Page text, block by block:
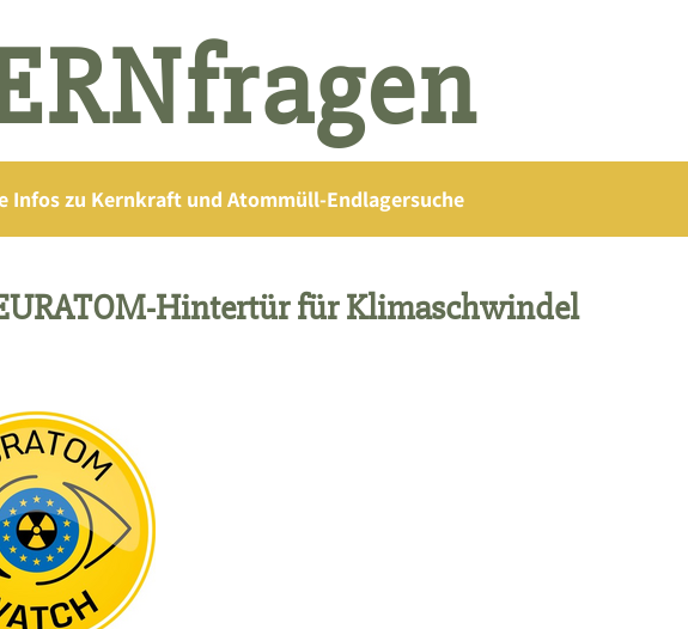
Infos zu Kernkraft und Atommüll-Endlagersuche
Hintertür für Klimaschwindel